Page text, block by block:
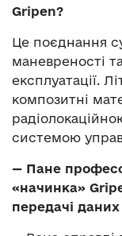
Gripen?
Це поєднання
маневреності
експлуатації.
композитні
системою
— Пане
«начинка»
передачі